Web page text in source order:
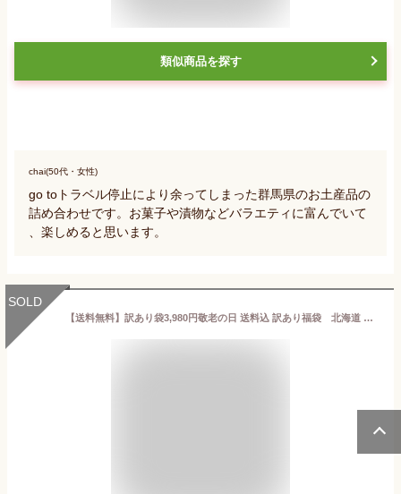
類似商品を探す
chai(50代・女性)
go toトラベル停止により余ってしまった群馬県のお土産品の
詰め合わせです。お菓子や漬物などバラエティに富んでいて
、楽しめると思います。
SOLD
【送料無料】訳あり袋3,980円敬老の日 送料込 訳あり福袋 北海道 詰め合わせ 12点以上 北海道 復興福袋 食品ロス応援 】